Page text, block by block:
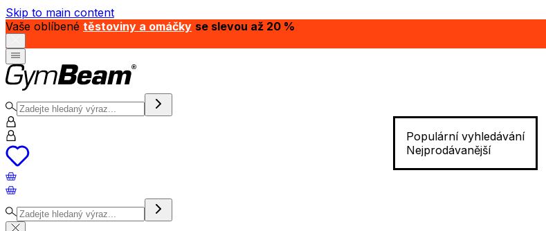
Skip to main content
Vaše oblíbené těstoviny a omáčky se slevou až 20 %
Populární vyhledávání
Nejprodávanější